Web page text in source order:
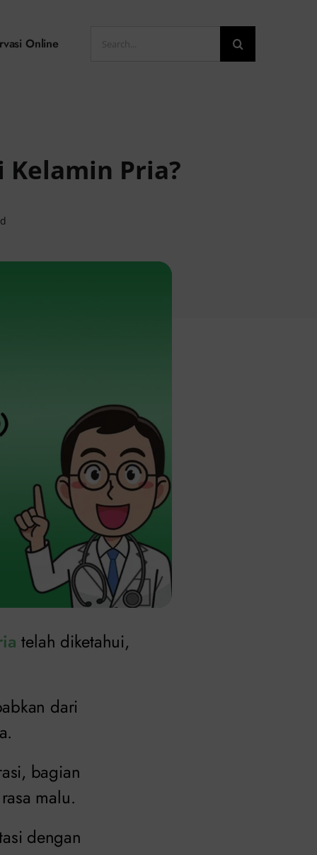
Online
for:
Pria?
telah diketahui,
dari
bagian
malu.
dengan